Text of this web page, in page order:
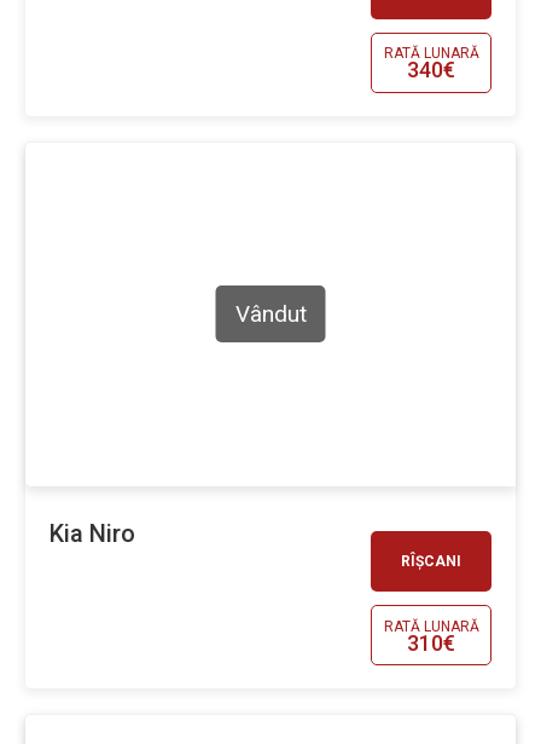
RATĂ LUNARĂ
340€
RÎȘCANI
RATĂ LUNARĂ
310€
Vândut
Kia Niro